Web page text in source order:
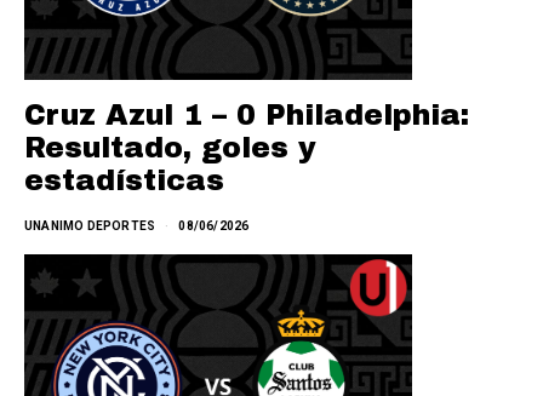
Cruz Azul 1 – 0 Philadelphia:
Resultado, goles y
estadísticas
UNANIMO DEPORTES 08/06/2026